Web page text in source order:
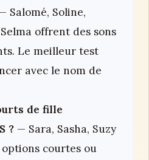
Salomé, Soline,
offrent des sons
Le meilleur test
avec le nom de
de fille
? — Sara, Sasha, Suzy
courtes ou